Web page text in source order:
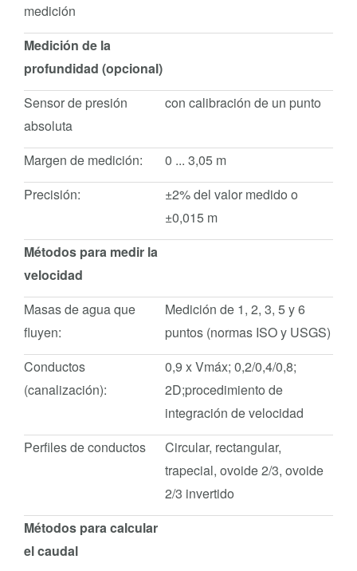
medición
Medición de la
profundidad (opcional)
Sensor de presión
absoluta
con calibración de un punto
Margen de medición:
0 ... 3,05 m
Precisión:
±2% del valor medido o
±0,015 m
Métodos para medir la
velocidad
Masas de agua que
fluyen:
Medición de 1, 2, 3, 5 y 6
puntos (normas ISO y USGS)
Conductos
(canalización):
0,9 x Vmáx; 0,2/0,4/0,8;
2D;procedimiento de
integración de velocidad
Perfiles de conductos
Circular, rectangular,
trapecial, ovoide 2/3, ovoide
2/3 invertido
Métodos para calcular
el caudal